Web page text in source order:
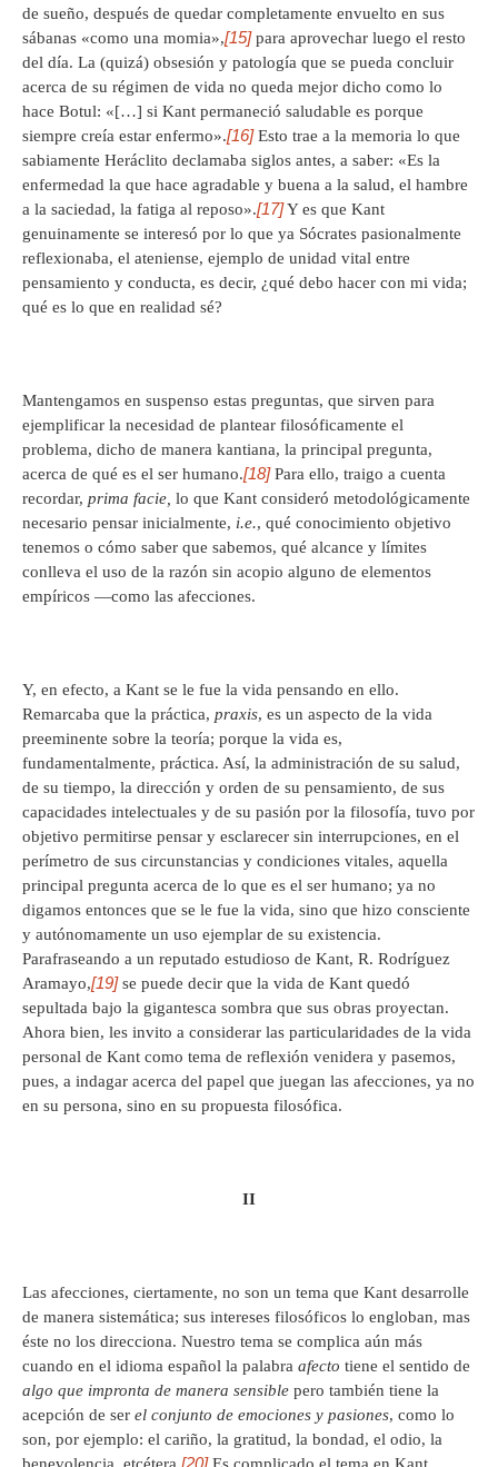
de sueño, después de quedar completamente envuelto en sus
sábanas «como una momia»,[15]para aprovechar luego el resto
del día. La (quizá) obsesión y patología que se pueda concluir
acerca de su régimen de vida no queda mejor dicho como lo
hace Botul: «[…] si Kant permaneció saludable es porque
siempre creía estar enfermo».[16]Esto trae a la memoria lo que
sabiamente Heráclito declamaba siglos antes, a saber: «Es la
enfermedad la que hace agradable y buena a la salud, el hambre
a la saciedad, la fatiga al reposo».[17]Y es que Kant
genuinamente se interesó por lo que ya Sócrates pasionalmente
reflexionaba, el ateniense, ejemplo de unidad vital entre
pensamiento y conducta, es decir, ¿qué debo hacer con mi vida;
qué es lo que en realidad sé?
Mantengamos en suspenso estas preguntas, que sirven para
ejemplificar la necesidad de plantear filosóficamente el
problema, dicho de manera kantiana, la principal pregunta,
acerca de qué es el ser humano.[18]Para ello, traigo a cuenta
recordar, prima facie, lo que Kant consideró metodológicamente
necesario pensar inicialmente, i.e., qué conocimiento objetivo
tenemos o cómo saber que sabemos, qué alcance y límites
conlleva el uso de la razón sin acopio alguno de elementos
empíricos —como las afecciones.
Y, en efecto, a Kant se le fue la vida pensando en ello.
Remarcaba que la práctica, praxis, es un aspecto de la vida
preeminente sobre la teoría; porque la vida es,
fundamentalmente, práctica. Así, la administración de su salud,
de su tiempo, la dirección y orden de su pensamiento, de sus
capacidades intelectuales y de su pasión por la filosofía, tuvo por
objetivo permitirse pensar y esclarecer sin interrupciones, en el
perímetro de sus circunstancias y condiciones vitales, aquella
principal pregunta acerca de lo que es el ser humano; ya no
digamos entonces que se le fue la vida, sino que hizo consciente
y autónomamente un uso ejemplar de su existencia.
Parafraseando a un reputado estudioso de Kant, R. Rodríguez
Aramayo,[19]se puede decir que la vida de Kant quedó
sepultada bajo la gigantesca sombra que sus obras proyectan.
Ahora bien, les invito a considerar las particularidades de la vida
personal de Kant como tema de reflexión venidera y pasemos,
pues, a indagar acerca del papel que juegan las afecciones, ya no
en su persona, sino en su propuesta filosófica.
II
Las afecciones, ciertamente, no son un tema que Kant desarrolle
de manera sistemática; sus intereses filosóficos lo engloban, mas
éste no los direcciona. Nuestro tema se complica aún más
cuando en el idioma español la palabra afecto tiene el sentido de
algo que impronta de manera sensible pero también tiene la
acepción de ser el conjunto de emociones y pasiones, como lo
son, por ejemplo: el cariño, la gratitud, la bondad, el odio, la